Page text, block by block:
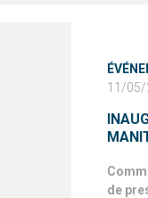
11/05/
de